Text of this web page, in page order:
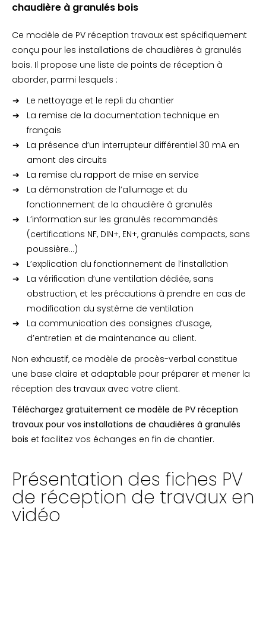
chaudière à granulés bois
Ce modèle de PV réception travaux est spécifiquement
conçu pour les installations de chaudières à granulés
bois. Il propose une liste de points de réception à
aborder, parmi lesquels :
Le nettoyage et le repli du chantier
La remise de la documentation technique en
français
La présence d’un interrupteur différentiel 30 mA en
amont des circuits
La remise du rapport de mise en service
La démonstration de l’allumage et du
fonctionnement de la chaudière à granulés
L’information sur les granulés recommandés
(certifications NF, DIN+, EN+, granulés compacts, sans
poussière…)
L’explication du fonctionnement de l’installation
La vérification d’une ventilation dédiée, sans
obstruction, et les précautions à prendre en cas de
modification du système de ventilation
La communication des consignes d’usage,
d’entretien et de maintenance au client.
Non exhaustif, ce modèle de procès-verbal constitue
une base claire et adaptable pour préparer et mener la
réception des travaux avec votre client.
Téléchargez gratuitement ce modèle de PV réception
travaux pour vos installations de chaudières à granulés
bois et facilitez vos échanges en fin de chantier.
Présentation des fiches PV
de réception de travaux en
vidéo